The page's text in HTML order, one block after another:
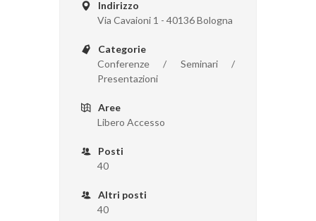
Indirizzo
Via Cavaioni 1 - 40136 Bologna
Categorie
Conferenze / Seminari /
Presentazioni
Aree
Libero Accesso
Posti
40
Altri posti
40